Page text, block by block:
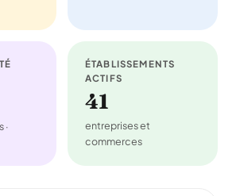
·
ÉTABLISSEMENTS
ACTIFS
41
entreprises et
commerces